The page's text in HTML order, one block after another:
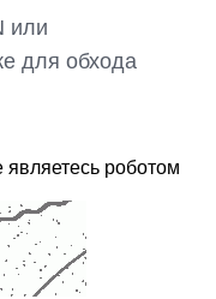
или
для обхода
роботом